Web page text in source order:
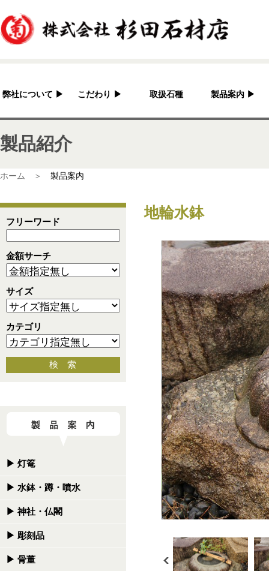
弊社について ▶
杉田石材店とは？
会社概要
こだわり ▶
加工へのこだわり
取扱石種 製品案内 ▶
灯篭
造園資材
その他
製品紹介
ホーム ＞ 製品案内
フリーワード
金額サーチ
サイズ
カテゴリ
検 索
▶ 灯篭
▶ 水鉢・蹲・噴水
▶ 神社・仏閣
▶ 彫刻品
▶ 骨董
地輪水鉢